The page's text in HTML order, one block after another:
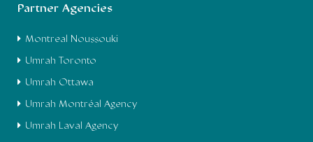
Partner Agencies
Montreal Noussouki
Umrah Toronto
Umrah Ottawa
Umrah Montréal Agency
Umrah Laval Agency